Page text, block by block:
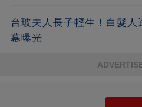
台玻夫人長子輕生！白髮
幕曝光